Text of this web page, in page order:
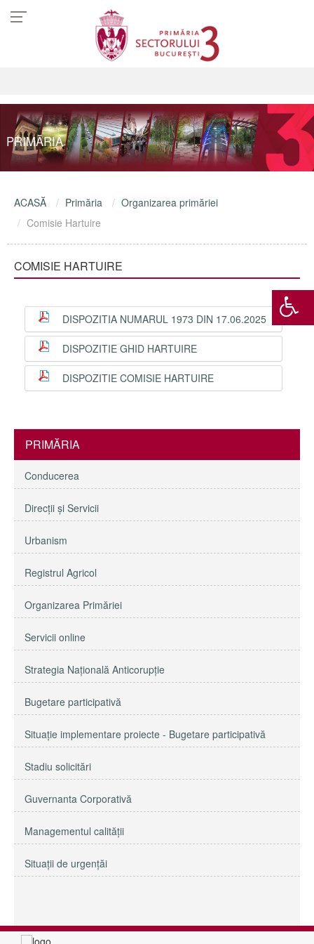
PRIMĂRIA
ACASĂ Primăria
Organizarea primăriei
Comisie Hartuire
COMISIE HARTUIRE
DISPOZITIA NUMARUL 1973 DIN 17.06.2025
DISPOZITIE GHID HARTUIRE
DISPOZITIE COMISIE HARTUIRE
PRIMĂRIA
Conducerea
Direcţii și Servicii
Urbanism
Registrul Agricol
Organizarea Primăriei
Servicii online
Strategia Naţională Anticorupţie
Bugetare participativă
Situație implementare proiecte - Bugetare participativă
Stadiu solicitări
Guvernanta Corporativă
Managementul calităţii
Situații de urgențăi